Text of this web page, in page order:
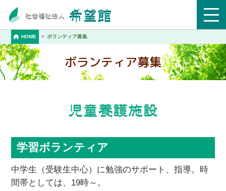
HOME ボランティア募集
ボランティア募集
学習ボランティア
中学生（受験生中心）に勉強のサポート、指導。時
間帯としては、19時～。